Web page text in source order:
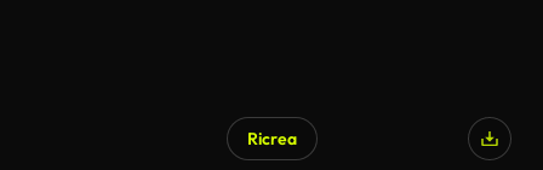
Ricrea